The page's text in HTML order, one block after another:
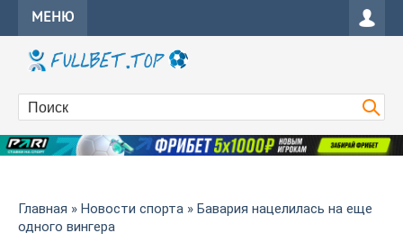
МЕНЮ
Главная » Новости спорта » Бавария нацелилась на еще
одного вингера